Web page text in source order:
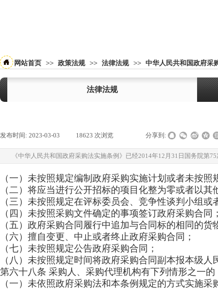
网站首页 >> 政策法规 >> 法律法规 >> 中华人民共和国政府采
法律法规
发布时间: 2023-03-03 18623 次浏览 分享到:
《中华人民共和国政府采购法实施条例》已经2014年12月31日国务院第
（一）未按照规定编制政府采购实施计划或者未按
（二）将应当进行公开招标的项目化整为零或者以
（三）未按照规定在评标委员会、竞争性谈判小组
（四）未按照采购文件确定的事项签订政府采购合同
（五）政府采购合同履行中追加与合同标的相同的
（六）擅自变更、中止或者终止政府采购合同；
（七）未按照规定公告政府采购合同；
（八）未按照规定时间将政府采购合同副本报本级
第六十八条 采购人、采购代理机构有下列情形之一
（一）未依照政府采购法和本条例规定的方式实施采